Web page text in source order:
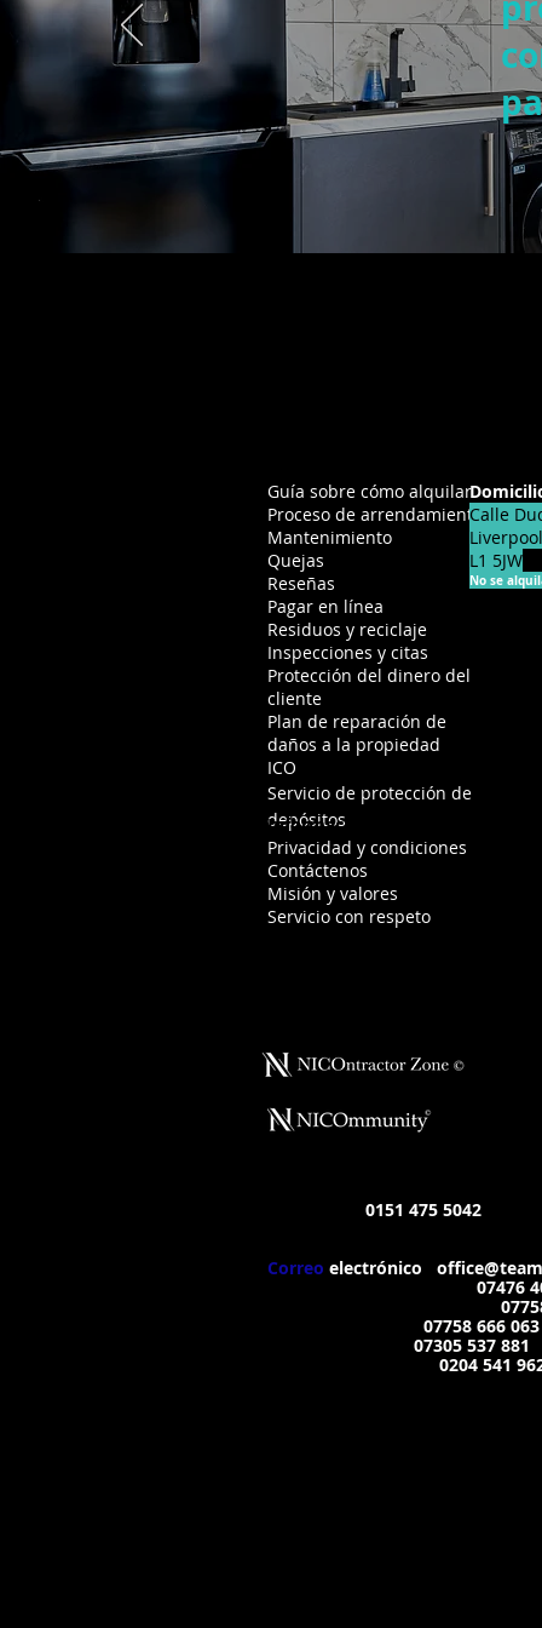
Guía sobre cómo alquilar
Proceso de arrendamiento
Mantenimiento
Quejas
Reseñas
Pagar en línea
Residuos y reciclaje
Inspecciones y citas
Protección del dinero del
cliente
Plan de reparación de
daños a la propiedad
ICO
Servicio de protección de
depósitos
Calle
Liverpool
L1 5JW
No se
Información de la empresa
Privacidad y condiciones
Contáctenos
Misión y valores
Servicio con respeto
0151 475 5042
Correo electrónico
07476
07758 666
07305 537 881
0204 541